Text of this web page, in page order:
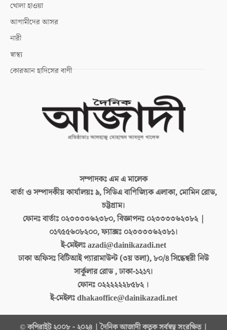
খোলা হাওয়া
আগামীদের আসর
নারী
স্বাস্থ্য
কোরআন হাদিসের বাণী
সম্পাদকঃএম এ মালেক
বার্তা ও সম্পাদকীয় কার্যালয়ঃ৯, সিডিএ বাণিজ্যিক এলাকা, মোমিন রোড,
চট্টগ্রাম।
ফোনঃ বার্তাঃ ০২৩৩৩৩৬২৩৮০, বিজ্ঞাপনঃ ০২৩৩৩৩৬২৩৮২ |
০১৭৫৫৬০৮২০০, ফ্যাক্সঃ ০২৩৩৩৩৬২৩৮১।
ই-মেইলঃazadi@dainikazadi.net
ঢাকা অফিসঃবিটিআই প্যারামাউন্ট (৩য় তলা), ৮০/৪ সিদ্ধেশ্বরী নিউ
সার্কুলার রোড , ঢাকা-১২১৭।
ফোনঃ ০২২২২২২৮৫৮২ ।
ই-মেইলঃdhakaoffice@dainikazadi.net
© কপিরাইট ২০০৮ - ২০২৪ | দৈনিক আজাদী কতৃক সর্বস্বত্ব সংরক্ষিত |